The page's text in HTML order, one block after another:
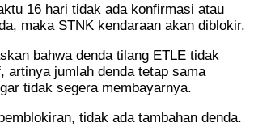
16 hari tidak ada konfirmasi atau
maka STNK kendaraan akan diblokir.
bahwa denda tilang ETLE tidak
artinya jumlah denda tetap sama
tidak segera membayarnya.
tidak ada tambahan denda.